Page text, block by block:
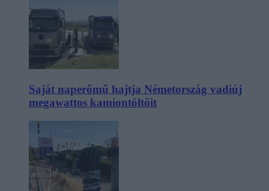
Saját naperőmű hajtja Németország vadiúj
megawattos kamiontöltőit